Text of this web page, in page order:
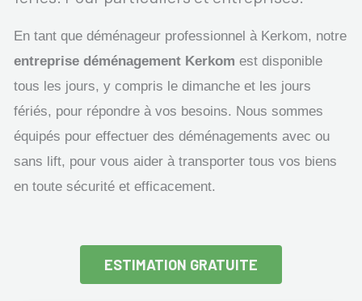
En tant que déménageur professionnel à Kerkom, notre
entreprise déménagement Kerkom est disponible
tous les jours, y compris le dimanche et les jours
fériés, pour répondre à vos besoins. Nous sommes
équipés pour effectuer des déménagements avec ou
sans lift, pour vous aider à transporter tous vos biens
en toute sécurité et efficacement.
ESTIMATION GRATUITE